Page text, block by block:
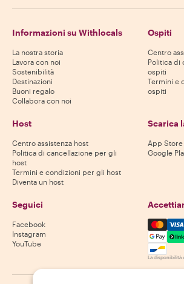
Informazioni su Withlocals
La nostra storia
Lavora con noi
Sostenibilità
Destinazioni
Buoni regalo
Collabora con noi
Ospiti
Centro
Politica di
ospiti
Termini e
ospiti
Host
Centro assistenza host
Politica di cancellazione per gli
host
Termini e condizioni per gli host
Diventa un host
Scarica
App Store
Google
Seguici
Facebook
Instagram
YouTube
La disponibilità